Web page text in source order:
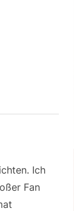
Ich
Fan